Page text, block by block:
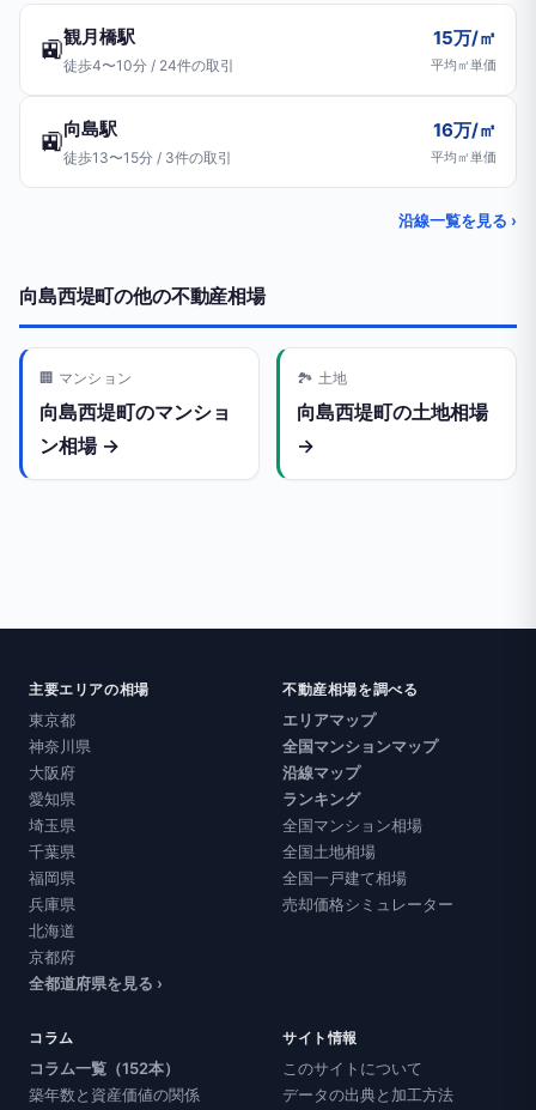
🚉観月橋駅
徒歩4〜10分 / 24件の取引
15万/㎡
平均㎡単価
🚉向島駅
徒歩13〜15分 / 3件の取引
16万/㎡
平均㎡単価
沿線一覧を見る ›
向島西堤町の他の不動産相場
🏢 マンション
向島西堤町のマンショ
ン相場 →
🏞️ 土地
向島西堤町の土地相場
→
主要エリアの相場
東京都
神奈川県
大阪府
愛知県
埼玉県
千葉県
福岡県
兵庫県
北海道
京都府
全都道府県を見る ›
不動産相場を調べる
エリアマップ
全国マンションマップ
沿線マップ
ランキング
全国マンション相場
全国土地相場
全国一戸建て相場
売却価格シミュレーター
コラム
コラム一覧（152本）
築年数と資産価値の関係
サイト情報
このサイトについて
データの出典と加工方法